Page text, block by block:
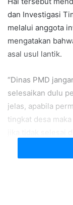
dan Investigasi
melalui anggota
mengatakan
asal usul lantik.
“Dinas PMD
selesaikan dulu
jelas, apabila
tingkat desa
tingkat
Afriansyah.
beberapa Desa